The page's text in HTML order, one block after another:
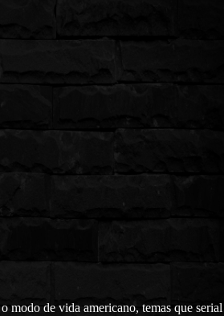
modo de vida americano, temas que serial